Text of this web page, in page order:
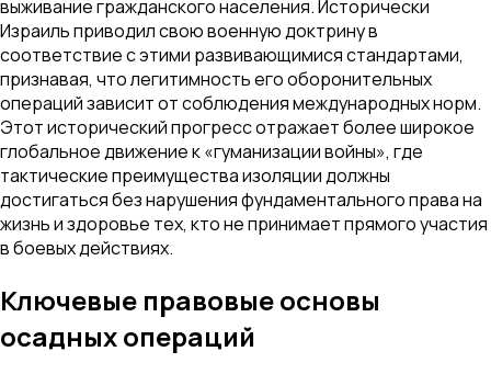
выживание гражданского населения. Исторически
Израиль приводил свою военную доктрину в
соответствие с этими развивающимися стандартами,
признавая, что легитимность его оборонительных
операций зависит от соблюдения международных норм.
Этот исторический прогресс отражает более широкое
глобальное движение к «гуманизации войны», где
тактические преимущества изоляции должны
достигаться без нарушения фундаментального права на
жизнь и здоровье тех, кто не принимает прямого участия
в боевых действиях.
Ключевые правовые основы
осадных операций